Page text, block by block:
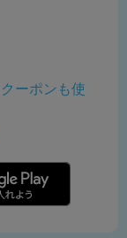
ーポンも使